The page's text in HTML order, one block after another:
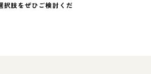
肢をぜひご検討くだ